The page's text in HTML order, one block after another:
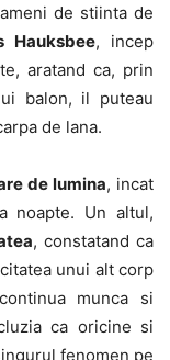
de stiinta de
Hauksbee, incep
aratand ca, prin
balon, il puteau
de lana.
de lumina, incat
noapte. Un altul,
, constatand ca
unui alt corp
munca si
ca oricine si
fenomen pe